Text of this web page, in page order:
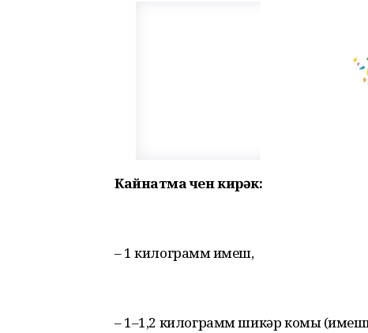
Кайнатма өчен кирәк:
– 1 килограмм җимеш,
– 1–1,2 килограмм шикәр комы